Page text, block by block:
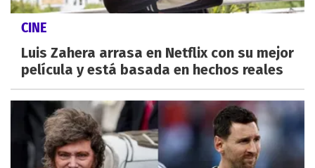
CINE
Luis Zahera arrasa en Netflix con su mejor
película y está basada en hechos reales